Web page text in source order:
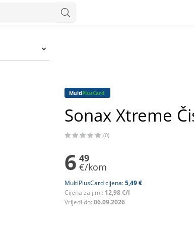
MultiPlusCard
Sonax Xtreme
(0)
6 49
€/kom
MultiPlusCard cijena:5,49 €
Cijena za j.m.: 12,98 €/l
Vrijedi do: 06.09.2026